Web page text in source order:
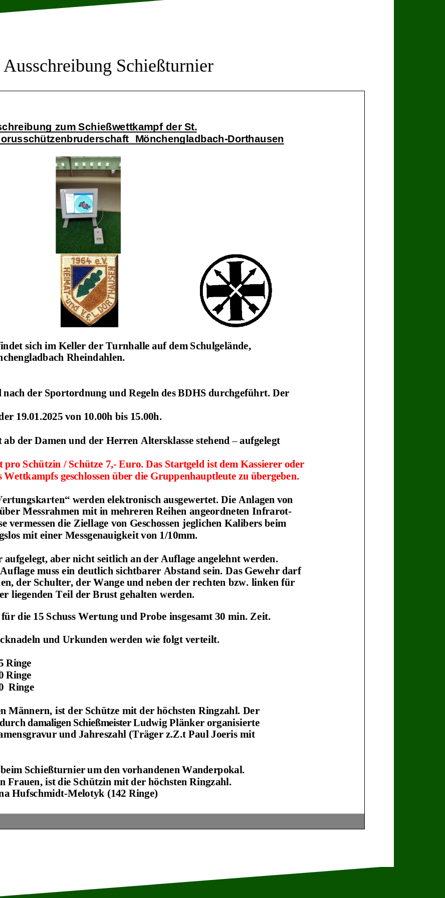
Ausschreibung Schießturnier
zum Schießwettkampf der St.
Mönchengladbach-Dorthausen
sich im Keller der Turnhalle auf dem Schulgelände,
Rheindahlen.
nach der Sportordnung und Regeln desBDHS durchgeführt. Der
19.01.2025 von 10.00h bis 15.00h.
ab der Damen und der Herren Altersklasse stehend –aufgelegt
pro Schützin / Schütze 7,-Euro. Das Startgeld ist dem Kassierer oder
Wettkampfs geschlossen über die Gruppenhauptleute zu übergeben.
werden elektronisch ausgewertet. Die Anlagen von
Messrahmen mit in mehreren Reihen angeordneten Infrarot-
vermessen die Ziellage von Geschossen jeglichen Kalibers beim
mit einer Messgenauigkeit von 1/10mm.
aufgelegt, aber nicht seitlich an der Auflage angelehnt werden.
muss ein deutlich sichtbarer Abstand sein. Das Gewehr darf
der Schulter, der Wange und neben der rechten bzw. linken für
liegenden Teil der Brust gehalten werden.
die 15 Schuss Wertung und Probe insgesamt 30 min. Zeit.
und Urkunden werden wie folgt verteilt.
Ringe
Ringe
Ringe
Männern, ist der Schütze mit der höchsten Ringzahl. Der
durch damaligen SchießmeisterLudwig Plänker organisierte
und Jahreszahl (Träger z.Z.t Paul Joeris mit
beim Schießturnier um den vorhandenen Wanderpokal.
Frauen, ist die Schützin mit der höchsten Ringzahl.
Hufschmidt-Melotyk (142 Ringe)
der Teiler eines Treffers ist, desto näher ist der Treffer am
Mögliche Ringgleichheit wie früher gibt es somit nicht mehr.